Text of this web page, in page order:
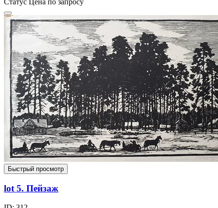
Статус Цена по запросу
Быстрый просмотр
lot 5. Пейзаж